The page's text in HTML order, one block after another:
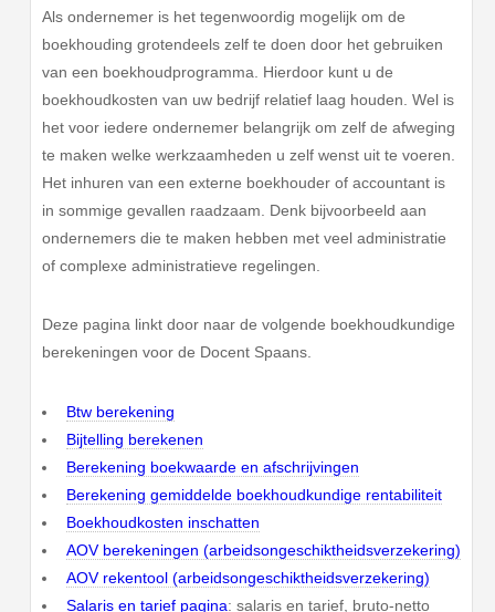
Als ondernemer is het tegenwoordig mogelijk om de
boekhouding grotendeels zelf te doen door het gebruiken
van een boekhoudprogramma. Hierdoor kunt u de
boekhoudkosten van uw bedrijf relatief laag houden. Wel is
het voor iedere ondernemer belangrijk om zelf de afweging
te maken welke werkzaamheden u zelf wenst uit te voeren.
Het inhuren van een externe boekhouder of accountant is
in sommige gevallen raadzaam. Denk bijvoorbeeld aan
ondernemers die te maken hebben met veel administratie
of complexe administratieve regelingen.
Deze pagina linkt door naar de volgende boekhoudkundige
berekeningen voor de Docent Spaans.
Btw berekening
Bijtelling berekenen
Berekening boekwaarde en afschrijvingen
Berekening gemiddelde boekhoudkundige rentabiliteit
Boekhoudkosten inschatten
AOV berekeningen (arbeidsongeschiktheidsverzekering)
AOV rekentool (arbeidsongeschiktheidsverzekering)
Salaris en tarief pagina: salaris en tarief, bruto-netto